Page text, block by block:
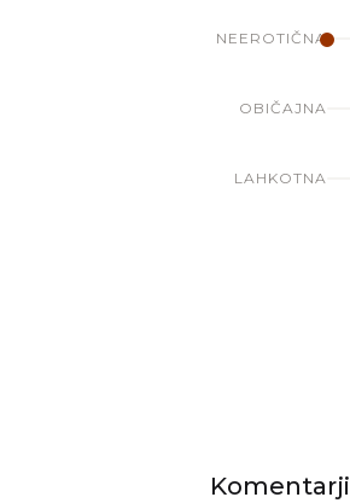
NEEROTIČNA
OBIČAJNA
LAHKOTNA
Komentarji